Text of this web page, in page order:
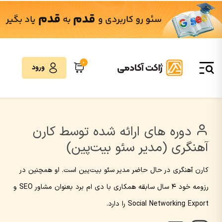
0
ورود
دوره های ارائه شده توسط کارن
آهنگری (مدیر سئو بیت‌پین)
کارن آهنگری در حال حاضر مدیر سئو بیت‌پین است. او همچنین در
رزومه خود 4 سال سابقه همکاری با دی ام برد بعنوان مشاور SEO و
Social Networking Export را دارد.